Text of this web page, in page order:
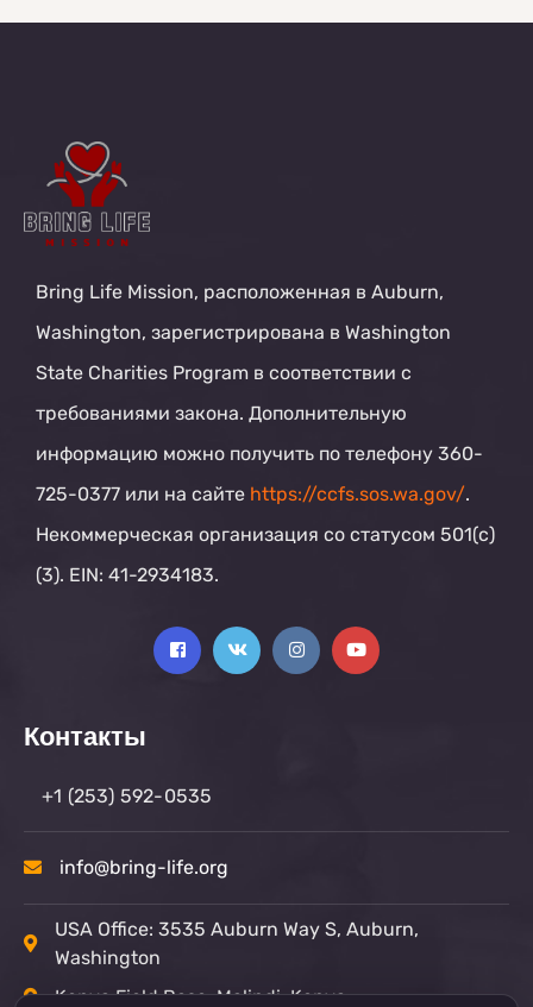
Bring Life Mission, расположенная в Auburn,
Washington, зарегистрирована в Washington
State Charities Program в соответствии с
требованиями закона. Дополнительную
информацию можно получить по телефону 360-
725-0377 или на сайте https://ccfs.sos.wa.gov/.
Некоммерческая организация со статусом 501(c)
(3). EIN: 41-2934183.
Контакты
+1 (253) 592-0535
info@bring-life.org
USA Office: 3535 Auburn Way S, Auburn,
Washington
Kenya Field Base: Malindi, Kenya